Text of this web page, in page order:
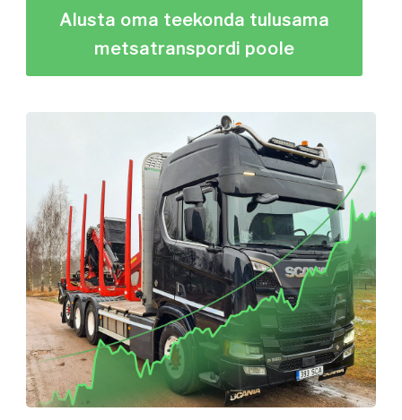
Alusta oma teekonda tulusama
metsatranspordi poole